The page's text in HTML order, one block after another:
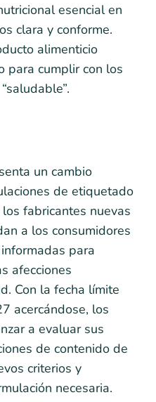
esencial en
clara y conforme.
alimenticio
para cumplir con los
un cambio
de etiquetado
fabricantes nuevas
a los consumidores
para
afecciones
Con la fecha límite
acercándose, los
a evaluar sus
de contenido de
criterios y
necesaria.